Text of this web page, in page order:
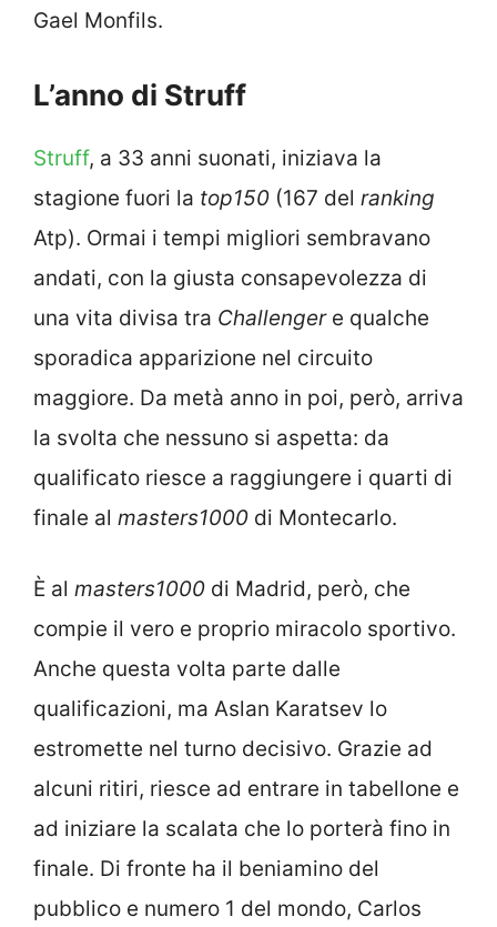
Gael Monfils.
L’anno di Struff
Struff, a 33 anni suonati, iniziava la
stagione fuori la top150 (167 del ranking
Atp). Ormai i tempi migliori sembravano
andati, con la giusta consapevolezza di
una vita divisa tra Challengere qualche
sporadica apparizione nel circuito
maggiore. Da metà anno in poi, però, arriva
la svolta che nessuno si aspetta: da
qualificato riesce a raggiungere i quarti di
finale al masters1000 di Montecarlo.
È al masters1000 di Madrid, però, che
compie il vero e proprio miracolo sportivo.
Anche questa volta parte dalle
qualificazioni, ma Aslan Karatsev lo
estromette nel turno decisivo. Grazie ad
alcuni ritiri, riesce ad entrare in tabellone e
ad iniziare la scalata che lo porterà fino in
finale. Di fronte ha il beniamino del
pubblico e numero 1 del mondo, Carlos